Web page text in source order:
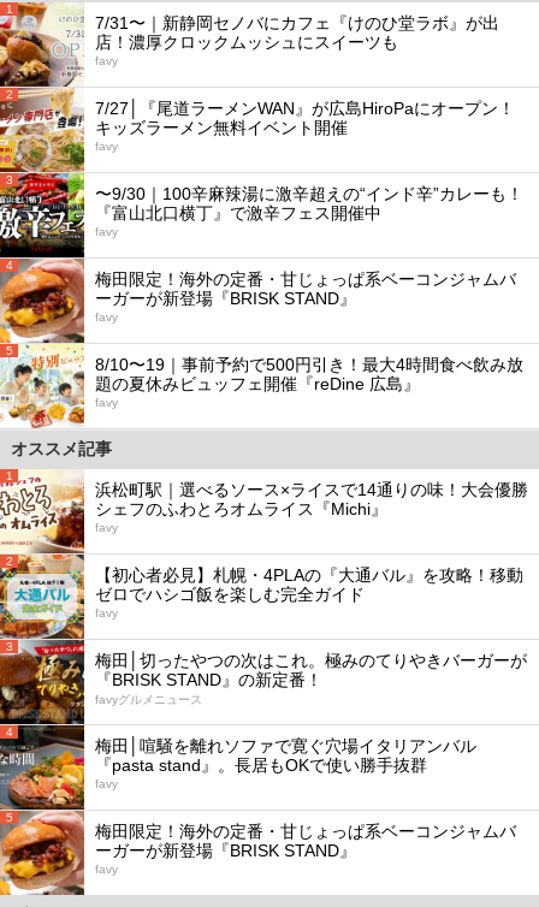
1
7/31〜｜新静岡セノバにカフェ『けのひ堂ラボ』が出
店！濃厚クロックムッシュにスイーツも
favy
2
7/27│『尾道ラーメンWAN』が広島HiroPaにオープン！
キッズラーメン無料イベント開催
favy
3
〜9/30｜100辛麻辣湯に激辛超えの“インド辛”カレーも！
『富山北口横丁』で激辛フェス開催中
favy
4
梅田限定！海外の定番・甘じょっぱ系ベーコンジャムバ
ーガーが新登場『BRISK STAND』
favy
5
8/10〜19｜事前予約で500円引き！最大4時間食べ飲み放
題の夏休みビュッフェ開催『reDine 広島』
favy
オススメ記事
1
浜松町駅｜選べるソース×ライスで14通りの味！大会優勝
シェフのふわとろオムライス『Michi』
favy
2
【初心者必見】札幌・4PLAの『大通バル』を攻略！移動
ゼロでハシゴ飯を楽しむ完全ガイド
favy
3
梅田│切ったやつの次はこれ。極みのてりやきバーガーが
『BRISK STAND』の新定番！
favyグルメニュース
4
梅田│喧騒を離れソファで寛ぐ穴場イタリアンバル
『pasta stand』。長居もOKで使い勝手抜群
favy
5
梅田限定！海外の定番・甘じょっぱ系ベーコンジャムバ
ーガーが新登場『BRISK STAND』
favy